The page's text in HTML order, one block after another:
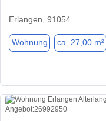
Erlangen, 91054
Wohnung ca. 27,00 m²